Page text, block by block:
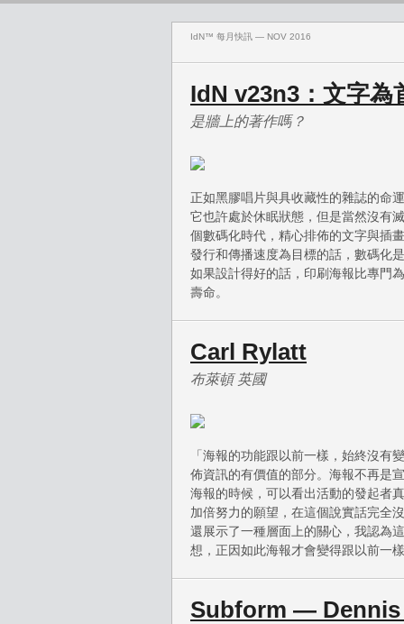
IdN™ 每月快訊 — NOV 2016
IdN v23n3：文字為
是牆上的著作嗎？
正如黑膠唱片與具收藏性的雜誌的命
它也許處於休眠狀態，但是當然沒有
個數碼化時代，精心排佈的文字與插
發行和傳播速度為目標的話，數碼化
如果設計得好的話，印刷海報比專門
壽命。
Carl Rylatt
布萊頓 英國
「海報的功能跟以前一樣，始終沒有
佈資訊的有價值的部分。海報不再是
海報的時候，可以看出活動的發起者
加倍努力的願望，在這個說實話完全
還展示了一種層面上的關心，我認為
想，正因如此海報才會變得跟以前一
Subform — Dennis